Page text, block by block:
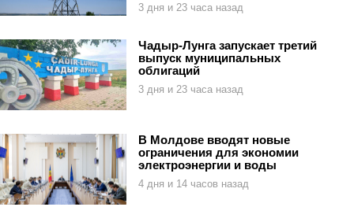
3 дня и 23 часа назад
Чадыр-Лунга запускает третий
выпуск муниципальных
облигаций
3 дня и 23 часа назад
В Молдове вводят новые
ограничения для экономии
электроэнергии и воды
4 дня и 14 часов назад